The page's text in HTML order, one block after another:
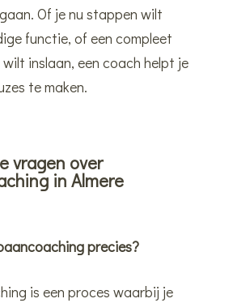
Of je nu stappen wilt
functie, of een compleet
inslaan, een coach helpt je
te maken.
vragen over
in Almere
precies?
is een proces waarbij je